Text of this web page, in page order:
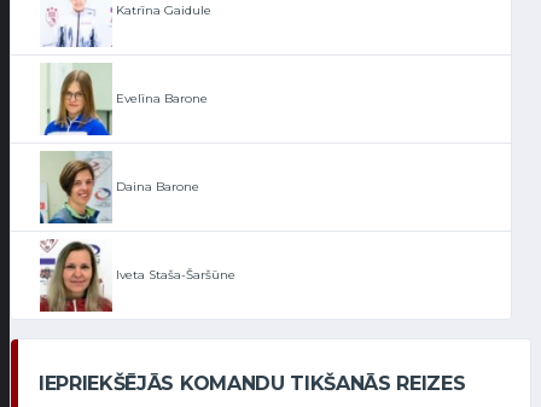
Katrīna Gaidule
Evelīna Barone
Daina Barone
Iveta Staša-Šaršūne
IEPRIEKŠĒJĀS KOMANDU TIKŠANĀS REIZES